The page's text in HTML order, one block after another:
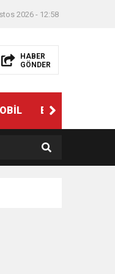
2026 - 12:58
HABER
GÖNDER
EĞİTİM